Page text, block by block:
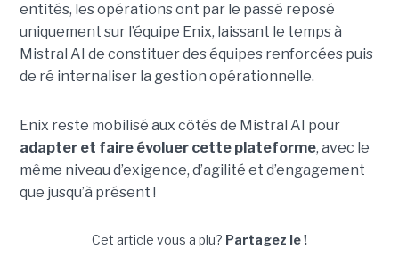
entités, les opérations ont par le passé reposé
uniquement sur l’équipe Enix, laissant le temps à
Mistral AI de constituer des équipes renforcées puis
de ré internaliser la gestion opérationnelle.
Enix reste mobilisé aux côtés de Mistral AI pour
adapter et faire évoluer cette plateforme, avec le
même niveau d’exigence, d’agilité et d’engagement
que jusqu’à présent !
Cet article vous a plu? Partagez le !